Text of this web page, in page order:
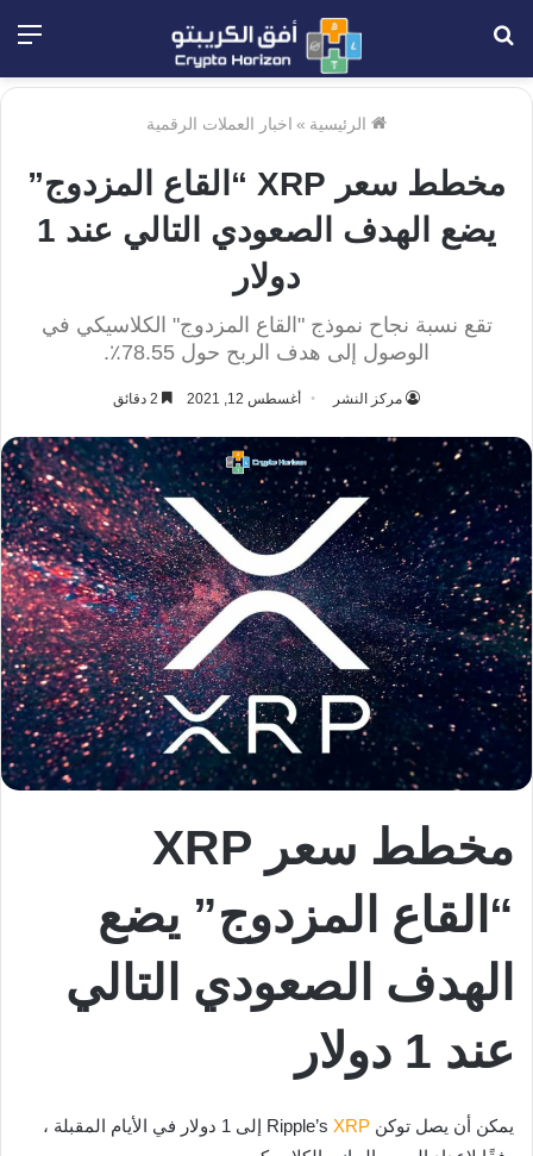
الرئيسية » اخبار العملات الرقمية
مخطط سعر XRP “القاع المزدوج”
يضع الهدف الصعودي التالي عند 1
دولار
تقع نسبة نجاح نموذج "القاع المزدوج" الكلاسيكي في
الوصول إلى هدف الربح حول 78.55٪.
مركز النشر أغسطس 12, 2021
مخطط سعر XRP
“القاع المزدوج” يضع
الهدف الصعودي التالي
عند 1 دولار
يمكن أن يصل توكن Ripple’s XRP
إلى 1 دولار في الأيام المقبلة ،